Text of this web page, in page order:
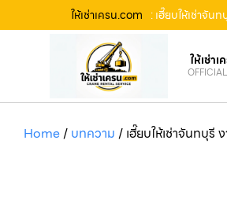
ให้เช่าเครน.com : เฮี๊ยบให้เช่าจัน
ให้เช่า
Home/ บทความ / เฮี๊ยบให้เช่าจันทบุรี